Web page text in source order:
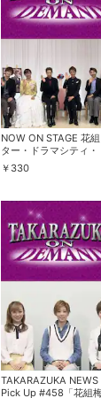
サイト内の閲
の削除も可能
サイト内で表
能です。5段
す。
スマホなどで
バイス連携の
求められるの
す。
メルマガの配
定額見放題
可能です。
NOW ON STAGE 花
ター・ドラマシティ・
KAAT神奈川芸術劇場公
『For the people —リ
—』
￥ 330
TAKARAZUKA NEWS
Pick Up #458「花組